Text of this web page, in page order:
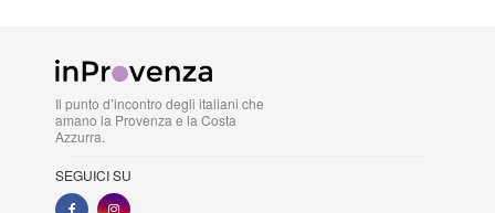
Il punto d’incontro degli italiani che
amano la Provenza e la Costa
Azzurra.
SEGUICI SU